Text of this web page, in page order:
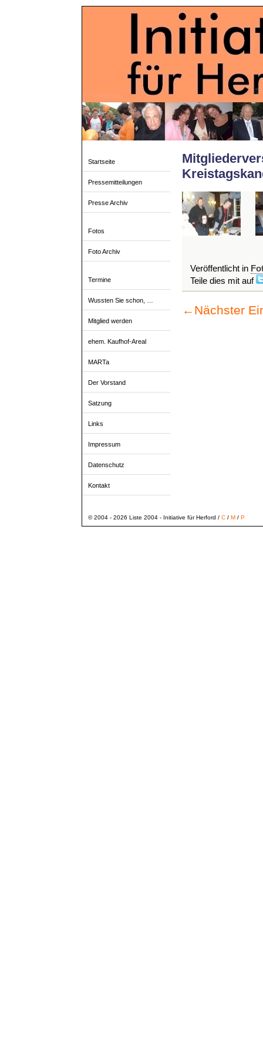
Startseite
Pressemitteilungen
Presse Archiv
Fotos
Foto Archiv
Termine
Wussten Sie schon, …
Mitglied werden
ehem. Kaufhof-Areal
MARTa
Der Vorstand
Satzung
Links
Impressum
Datenschutz
Kontakt
Veröffentlicht in
Teile dies mit auf
← Nächster
© 2004 - 2026 Liste 2004 - Initiative für Herford / C/ M/ P